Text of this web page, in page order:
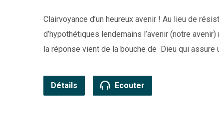
Clairvoyance d’un heureux avenir ! Au lieu de
d’hypothétiques lendemains l’avenir (notre
la réponse vient de la bouche de Dieu qui assure
Détails Ecouter